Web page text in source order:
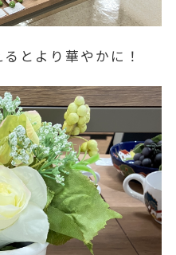
とより華やかに！